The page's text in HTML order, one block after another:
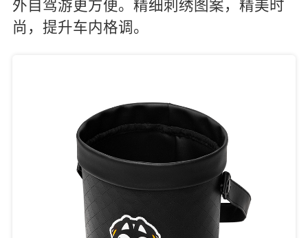
外自驾游更方便。精细刺绣图案，精美时
尚，提升车内格调。